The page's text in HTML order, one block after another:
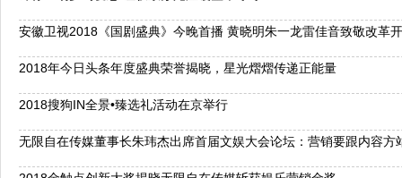
安徽卫视2018《国剧盛典》今晚首播 黄晓明朱一龙雷佳音致敬改革
2018年今日头条年度盛典荣誉揭晓，星光熠熠传递正能量
2018搜狗IN全景•臻选礼活动在京举行
无限自在传媒董事长朱玮杰出席首届文娱大会论坛：营销要跟内容方